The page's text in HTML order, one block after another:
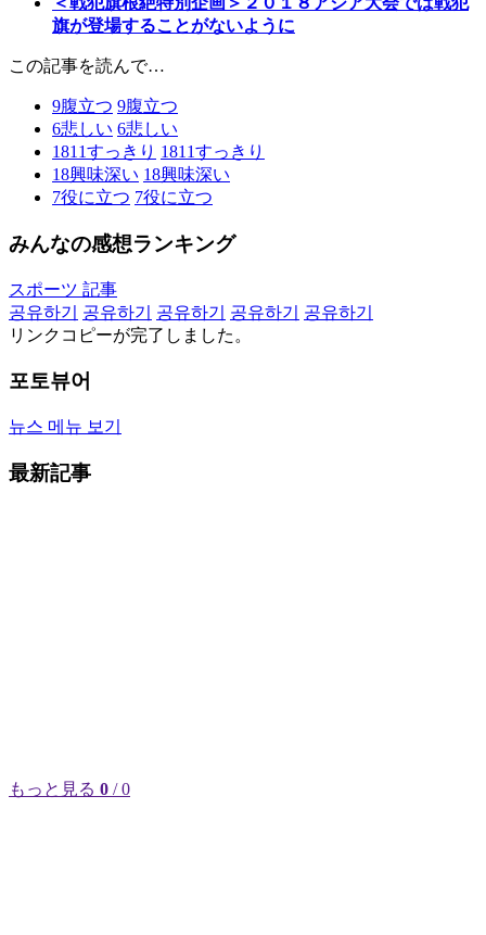
旗が登場することがないように
この記事を読んで…
9腹立つ 9腹立つ
6悲しい 6悲しい
1811すっきり 1811すっきり
18興味深い 18興味深い
7役に立つ 7役に立つ
みんなの感想ランキング
スポーツ 記事
공유하기
공유하기 공유하기 공유하기
공유하기
リンクコピーが完了しました。
포토뷰어
뉴스 메뉴 보기
最新記事
もっと見る 0 / 0